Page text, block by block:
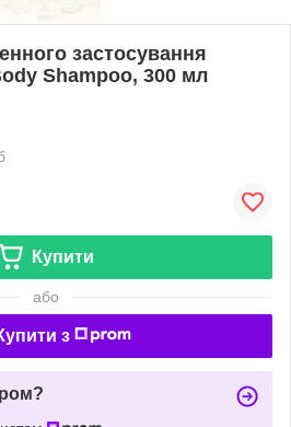
застосування
Shampoo, 300 мл
Купити
або
з